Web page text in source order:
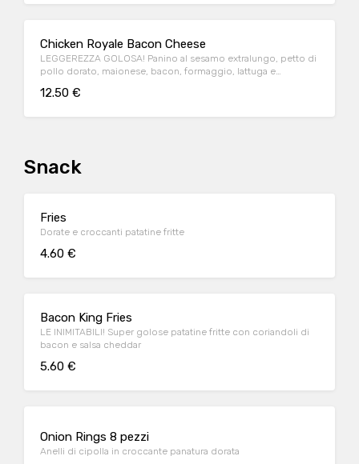
Chicken Royale Bacon Cheese
LEGGEREZZA GOLOSA! Panino al sesamo extralungo, petto di
pollo dorato, maionese, bacon, formaggio, lattuga e
12.50 €
Snack
Fries
Dorate e croccanti patatine fritte
4.60 €
Bacon King Fries
LE INIMITABILI! Super golose patatine fritte con coriandoli di
bacon e salsa cheddar
5.60 €
Onion Rings 8 pezzi
Anelli di cipolla in croccante panatura dorata